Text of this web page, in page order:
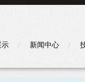
示 新闻中心